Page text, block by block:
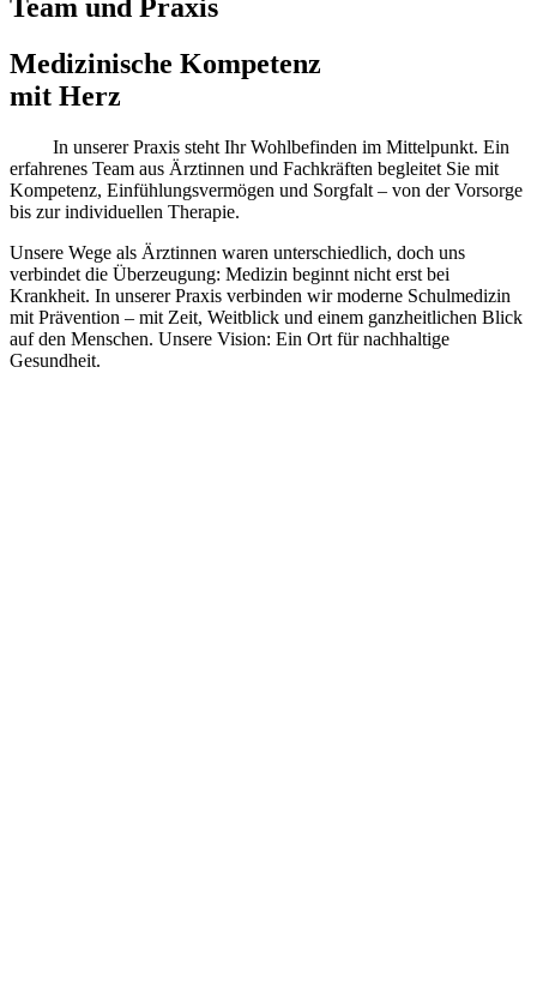
Team und
Praxis
Medizinische Kompetenz
mit Herz
In unserer Praxis steht Ihr Wohlbefinden im Mittelpunkt. Ein
erfahrenes Team aus Ärztinnen und Fachkräften begleitet Sie mit
Kompetenz, Einfühlungsvermögen und Sorgfalt – von der Vorsorge
bis zur individuellen Therapie.
Unsere Wege als Ärztinnen waren unterschiedlich, doch uns
verbindet die Überzeugung: Medizin beginnt nicht erst bei
Krankheit. In unserer Praxis verbinden wir moderne Schulmedizin
mit Prävention – mit Zeit, Weitblick und einem ganzheitlichen Blick
auf den Menschen. Unsere Vision: Ein Ort für nachhaltige
Gesundheit.